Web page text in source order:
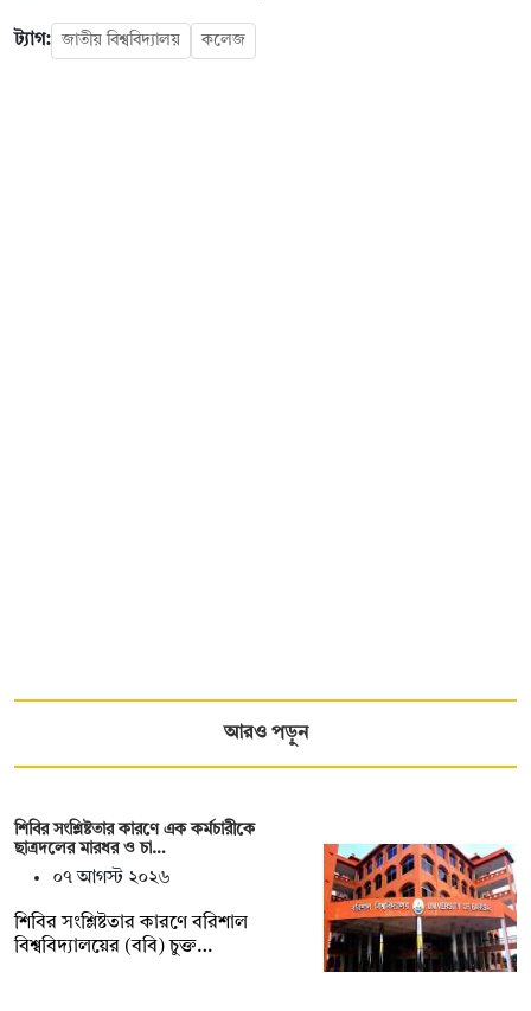
ট্যাগ: জাতীয় বিশ্ববিদ্যালয় কলেজ
আরও পড়ুন
শিবির সংশ্লিষ্টতার কারণে এক কর্মচারীকে
ছাত্রদলের মারধর ও চা…
০৭ আগস্ট ২০২৬
শিবির সংশ্লিষ্টতার কারণে বরিশাল
বিশ্ববিদ্যালয়ের (ববি) চুক্ত…